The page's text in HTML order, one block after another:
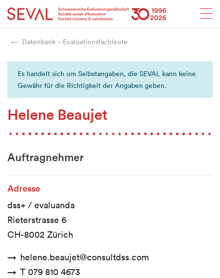
Startseite
Weiter zur Hauptnavigation
Weiter zum Inhalt
Weiter zur Kontaktseite
Weiter zur Sitemap
Weiter zur Suche
Weiter zum Login SEVAL
Datenbank – Evaluationsfachleute
Es handelt sich um Selbstangaben, die SEVAL kann keine
Gewähr für die Richtigkeit der Angaben geben.
Helene Beaujet
Auftragnehmer
Adresse
dss+ / evaluanda
Rieterstrasse 6
CH-8002 Zürich
helene.beaujet@consultdss.com
T 079 810 4673